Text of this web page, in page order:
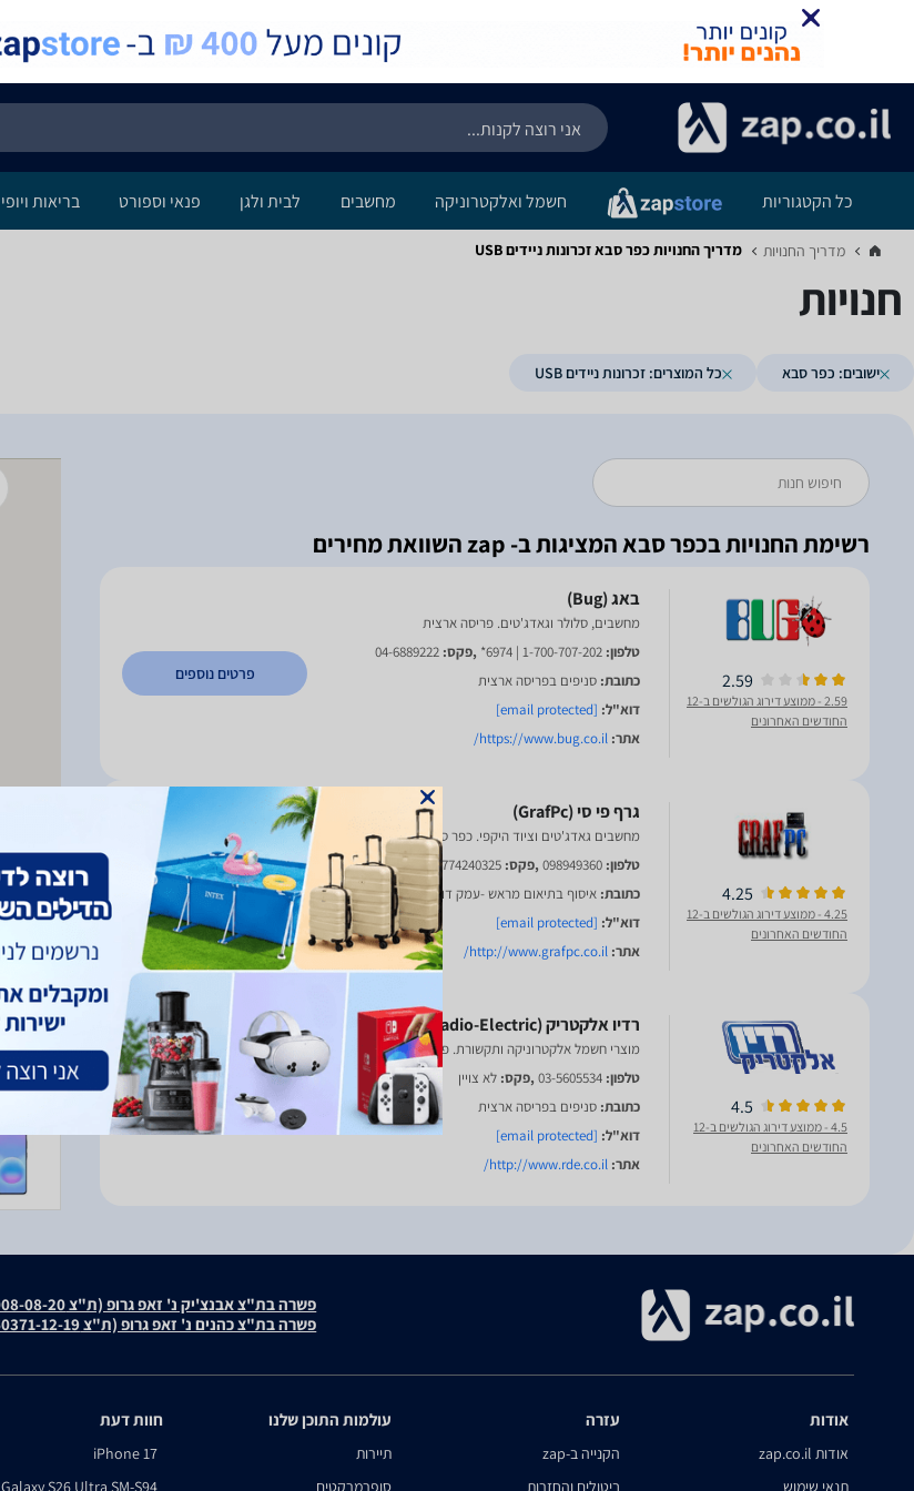
כל הקטגוריות חשמל ואלקטרוניקה מחשבים לבית ולגן פנאי וספורט בריאות ויופי
מדריך החנויות‏ מדריך החנויות ‏כפר סבא ‏זכרונות ניידים USB
חנויות
ישובים: כפר סבא כל המוצרים: זכרונות ניידים USB
רשימת החנויות בכפר סבא המציגות ב- zap השוואת מחירים
2.59
2.59
- ממוצע דירוג הגולשים ב-12
החודשים האחרונים
מחשבים, סלולר וגאדג'טים. פריסה ארצית
טלפון: 1-700-707-202 | 6974* ,פקס: 04-6889222
כתובת: סניפים בפריסה ארצית
דוא"ל: [email protected]
אתר: https://www.bug.co.il/
פרטים נוספים
4.25
4.25
- ממוצע דירוג הגולשים ב-12
החודשים האחרונים
מחשבים גאדג'טים וציוד היקפי. כפר סבא
טלפון: 098949360,פקס: 0774240325
כתובת: איסוף בתיאום מראש -עמק דותן 18, כפר סבא
דוא"ל: [email protected]
אתר: http://www.grafpc.co.il/
פרטים נוספים
4.5
4.5
- ממוצע דירוג הגולשים ב-12
החודשים האחרונים
מוצרי חשמל אלקטרוניקה ותקשורת. פריסה ארצית
טלפון: 03-5605534,פקס: לא צויין
כתובת: סניפים בפריסה ארצית
דוא"ל: [email protected]
אתר: http://www.rde.co.il/
פרטים נוספים
פשרה בת"צ אבנצ'יק נ' זאפ גרופ (ת"צ 23008-08-20)
פשרה בת"צ כהנים נ' זאפ גרופ (ת"צ 60371-12-19)
אודות
אודות zap.co.il
תנאי שימוש
עזרה
הקנייה ב-zap
ביטולים והחזרות
עולמות התוכן שלנו
תיירות
סופרמרקטים
חוות דעת
iPhone 17
Galaxy S26 Ultra SM-S94